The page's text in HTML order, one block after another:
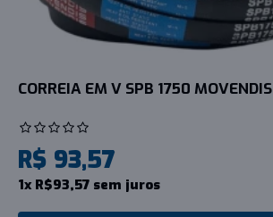
CORREIA EM V SPB 1750 MOVENDIS
R$ 93,57
1x R$93,57 sem juros